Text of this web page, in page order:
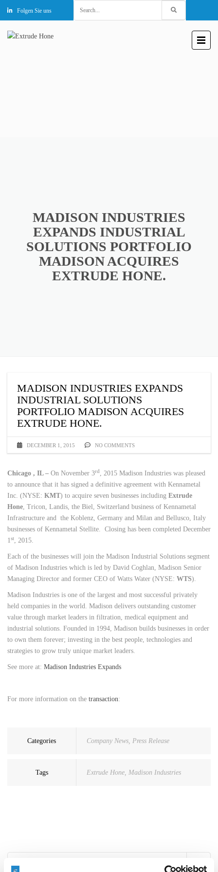
Folgen Sie uns
for:
MADISON INDUSTRIES
EXPANDS INDUSTRIAL
SOLUTIONS PORTFOLIO
MADISON ACQUIRES
EXTRUDE HONE.
MADISON INDUSTRIES EXPANDS
INDUSTRIAL SOLUTIONS
PORTFOLIO MADISON ACQUIRES
EXTRUDE HONE.
DECEMBER 1, 2015 NO COMMENTS
Chicago , IL – On November 3rd , 2015 Madison Industries was pleased
to announce that it has signed a definitive agreement with Kennametal
Inc. (NYSE: KMT) to acquire seven businesses including Extrude
Hone, Tricon, Landis, the Biel, Switzerland business of Kennametal
Infrastructure and the Koblenz, Germany and Milan and Bellusco, Italy
businesses of Kennametal Stellite. Closing has been completed December
1st, 2015.
Each of the businesses will join the Madison Industrial Solutions segment
of Madison Industries which is led by David Coghlan, Madison Senior
Managing Director and former CEO of Watts Water (NYSE: WTS).
Madison Industries is one of the largest and most successful privately
held companies in the world. Madison delivers outstanding customer
value through market leaders in filtration, medical equipment and
industrial solutions. Founded in 1994, Madison builds businesses in order
to own them forever; investing in the best people, technologies and
strategies to grow truly unique market leaders.
See more at: Madison Industries Expands
For more information on the transaction:
Categories Company News, Press Release
Tags Extrude Hone, Madison Industries
Search
for: